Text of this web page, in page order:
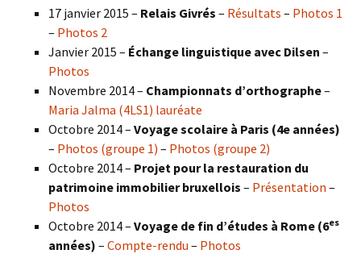
17 janvier 2015 – Relais Givrés – Résultats – Photos 1
– Photos 2
Janvier 2015 – Échange linguistique avec Dilsen –
Photos
Novembre 2014 – Championnats d’orthographe–
Maria Jalma (4LS1) lauréate
Octobre 2014 – Voyage scolaire à Paris (4e années)
– Photos (groupe 1) – Photos (groupe 2)
Octobre 2014 – Projet pour la restauration du
patrimoine immobilier bruxellois – Présentation –
Photos
Octobre 2014 – Voyage de fin d’études à Rome (6es
années) – Compte-rendu – Photos